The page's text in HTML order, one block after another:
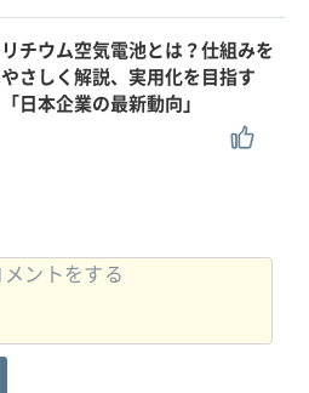
リチウム空気電池とは？仕組みを
やさしく解説、実用化を目指す
「日本企業の最新動向」